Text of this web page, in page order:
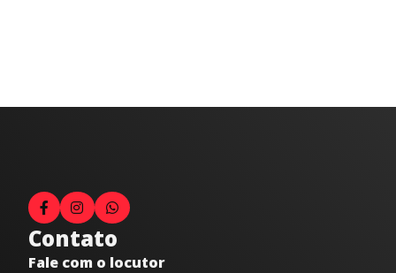
Contato
Fale com o locutor